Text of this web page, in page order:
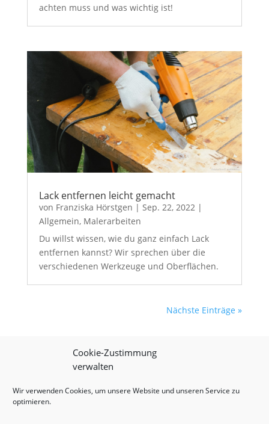
Cookie-Zustimmung
verwalten
Wir verwenden Cookies, um unsere Website und unseren Service zu
optimieren.
achten muss und was wichtig ist!
Lack entfernen leicht gemacht
von Franziska Hörstgen | Sep. 22, 2022 |
Allgemein, Malerarbeiten
Du willst wissen, wie du ganz einfach Lack
entfernen kannst? Wir sprechen über die
verschiedenen Werkzeuge und Oberflächen.
Nächste Einträge »